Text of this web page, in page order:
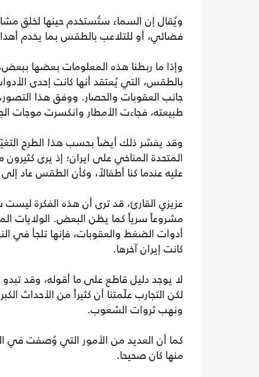
ويُقال إن السماء ستُستخدم حينها لخلق
فضائي، أو للتلاعب بالطقس بما يخدم
وإذا ما ربطنا هذه المعلومات بعضها
بالطقس، التي يُعتقد أنها كانت إحدى
جانب العقوبات والحصار. ووفق هذا
طبيعته، فجاءت الأمطار وانكسرت موجات
وقد يفسّر ذلك أيضاً بحسب هذا الطرح
المتحدة المناخي على ايران؛ إذ يرى
عليه عندما كنا أطفالاً، وكأن الطقس عاد
عزيزي القارئ، قد ترى أن هذه الفكرة
مشروعاً سرياً كما يظن البعض. الولايات
أدوات الضغط والعقوبات، فإنها تلجأ في
كانت إيران آخرها.
لا يوجد دليل قاطع على ما أقوله، وقد
لكن التجارب علّمتنا أن كثيراً من الأحداث
ونهب ثروات الشعوب.
كما أن العديد من الأمور التي وُصفت في
منها كان صحيحا.